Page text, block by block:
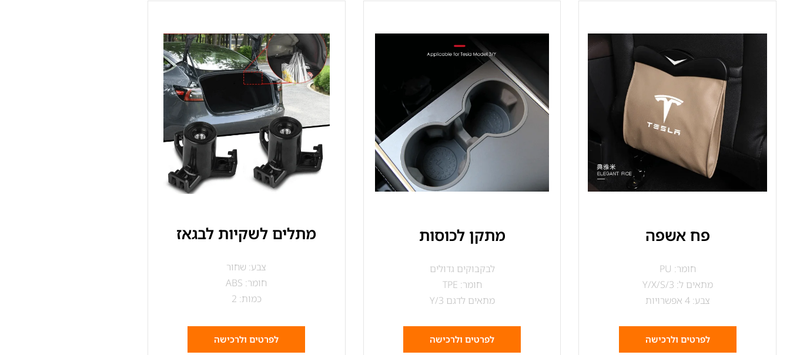
פח אשפה
חומר: PU
מתאים ל: Y/X/S/3
צבע: 4 אפשרויות
לפרטים ולרכישה
מתקן לכוסות
לבקבוקים גדולים
חומר: TPE
מתאים לדגם 3/Y
לפרטים ולרכישה
מתלים לשקיות לבגאז
צבע: שחור
חומר: ABS
כמות: 2
לפרטים ולרכישה